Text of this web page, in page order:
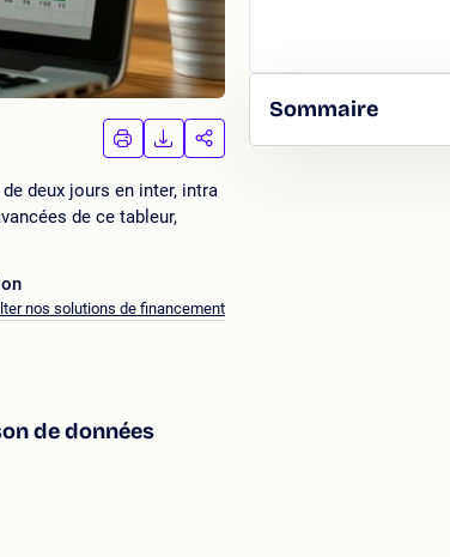
IMPRIMER
LA
FORMATION
TÉLÉCHARGER
LA
FORMATION
PARTAGER
FORMATION
deux jours en inter, intra
de ce tableur,
nos solutions de financement
de données
Sommaire